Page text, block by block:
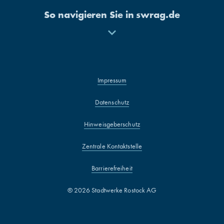
So navigieren Sie in swrag.de
Mehr
Impressum
Datenschutz
Hinweisgeberschutz
Zentrale Kontaktstelle
Barrierefreiheit
© 2026 Stadtwerke Rostock AG